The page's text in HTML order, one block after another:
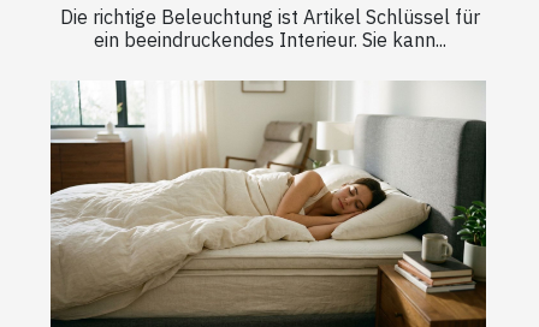
Die richtige Beleuchtung ist Artikel Schlüssel für
ein beeindruckendes Interieur. Sie kann...